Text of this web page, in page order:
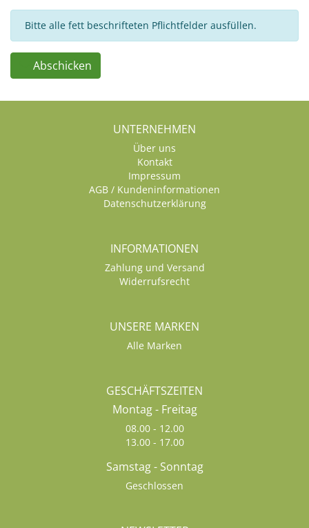
Bitte alle fett beschrifteten Pflichtfelder ausfüllen.
Abschicken
UNTERNEHMEN
Über uns
Kontakt
Impressum
AGB / Kundeninformationen
Datenschutzerklärung
INFORMATIONEN
Zahlung und Versand
Widerrufsrecht
UNSERE MARKEN
Alle Marken
GESCHÄFTSZEITEN
Montag - Freitag
08.00 - 12.00
13.00 - 17.00
Samstag - Sonntag
Geschlossen